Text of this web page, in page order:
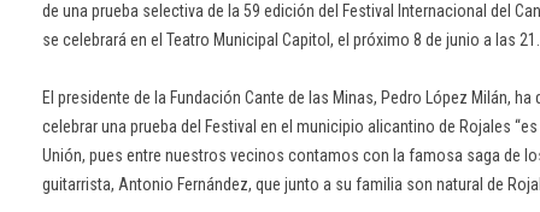
de una prueba selectiva de la 59 edición del Festival Internacional del
se celebrará en el Teatro Municipal Capitol, el próximo 8 de junio a las
El presidente de la Fundación Cante de las Minas, Pedro López Milán, ha
celebrar una prueba del Festival en el municipio alicantino de Rojales
Unión, pues entre nuestros vecinos contamos con la famosa saga de
guitarrista, Antonio Fernández, que junto a su familia son natural de